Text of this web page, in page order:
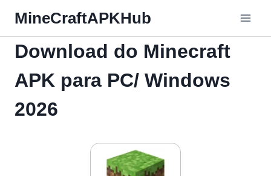
para
o
Conteúdo
MineCraftAPKHub
Download do Minecraft
APK para PC/ Windows
2026